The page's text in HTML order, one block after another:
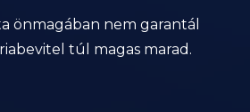
önmagában nem garantál
túl magas marad.